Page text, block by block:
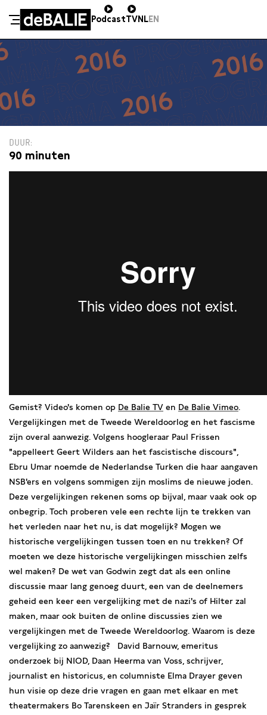
Meteen naar de content
De Balie
PodcastTVNLEN
DUUR
90 minuten
Gemist? Video's komen op De Balie TV en De Balie Vimeo.
Vergelijkingen met de Tweede Wereldoorlog en het fascisme
zijn overal aanwezig. Volgens hoogleraar Paul Frissen
"appelleert Geert Wilders aan het fascistische discours",
Ebru Umar noemde de Nederlandse Turken die haar aangaven
NSB'ers en volgens sommigen zijn moslims de nieuwe joden.
Deze vergelijkingen rekenen soms op bijval, maar vaak ook op
onbegrip. Toch proberen vele een rechte lijn te trekken van
het verleden naar het nu, is dat mogelijk? Mogen we
historische vergelijkingen tussen toen en nu trekken? Of
moeten we deze historische vergelijkingen misschien zelfs
wel maken? De wet van Godwin zegt dat als een online
discussie maar lang genoeg duurt, een van de deelnemers
geheid een keer een vergelijking met de nazi's of Hilter zal
maken, maar ook buiten de online discussies zien we
vergelijkingen met de Tweede Wereldoorlog. Waarom is deze
vergelijking zo aanwezig? David Barnouw, emeritus
onderzoek bij NIOD, Daan Heerma van Voss, schrijver,
journalist en historicus, en columniste Elma Drayer geven
hun visie op deze drie vragen en gaan met elkaar en met
theatermakers Bo Tarenskeen en Jaïr Stranders in gesprek